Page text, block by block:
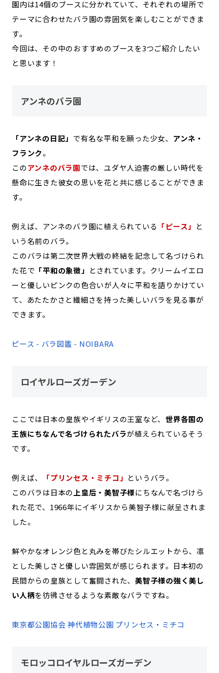
園内は14個のブースに分かれていて、それぞれの場所で
テーマに合わせたバラ園の雰囲気を楽しむことができま
す。
今回は、その中のおすすめのブースを3つご紹介したい
と思います！
アンネのバラ園
「アンネの日記」 で有名な平和を願った少女、 アンネ・
フランク。
このアンネのバラ園では、ユダヤ人迫害の厳しい時代を
懸命に生きた彼女の思いを花と共に感じることができま
す。
例えば、アンネのバラ園に植えられている 「ピース」
と
いう名前のバラ。
このバラは第二次世界大戦の終結を記念して名づけられ
た花で 「平和の象徴」
とされています。クリームイエロ
ーと優しいピンクの色合いが人々に平和を語りかけてい
て、あたたかさと繊細さを持った美しいバラを見る事が
できます。
ピース - バラ図鑑 - NOIBARA
ロイヤルローズガーデン
ここでは日本の皇族やイギリスの王室など、 世界各国の
王族にちなんで名づけられたバラが植えられているそう
です。
例えば、 「プリンセス・ミチコ」 というバラ。
このバラは日本の 上皇后・美智子様にちなんで名づけら
れた花で、1966年にイギリスから美智子様に献呈されま
した。
鮮やかなオレンジ色と丸みを帯びたシルエットから、凛
とした美しさと優しい雰囲気が感じられます。日本初の
民間からの皇族として奮闘された、 美智子様の強く美し
い人柄を彷彿させるような素敵なバラですね。
東京都公園協会 神代植物公園 プリンセス・ミチコ
モロッコロイヤルローズガーデン